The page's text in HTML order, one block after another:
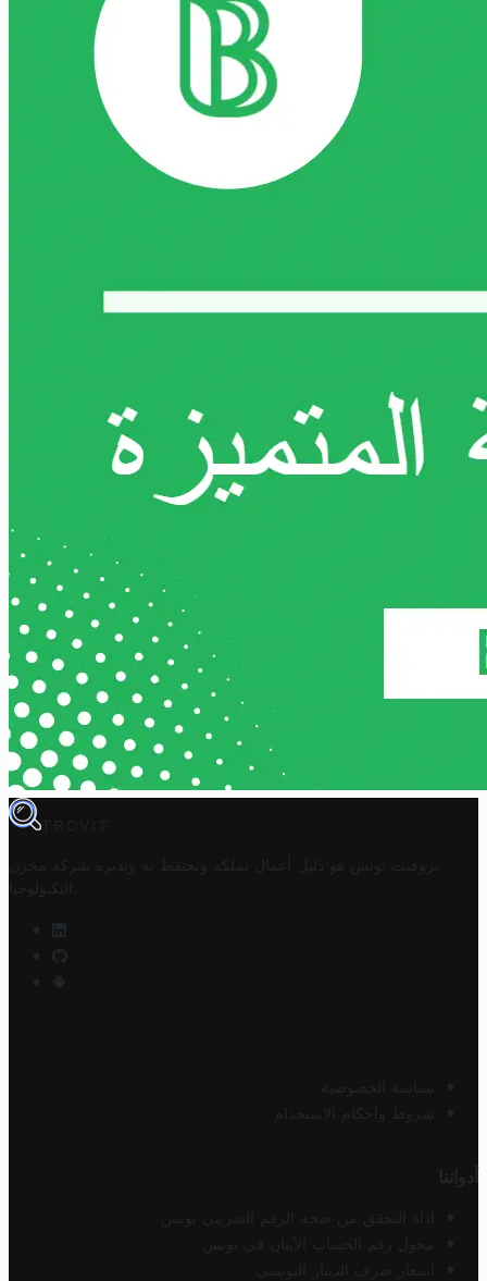
TROVIT
تروفيت تونس هو دليل أعمال تملكه وتحتفظ به وتديره
شركة مخزن
التكنولوجيا
سياسة الخصوصية
شروط وأحكام الاستخدام
أدواتنا
أداة التحقق من صحة الرقم الضريبي تونس
محول رقم الحساب الآيبان في تونس
أسعار صرف الدينار التونسي